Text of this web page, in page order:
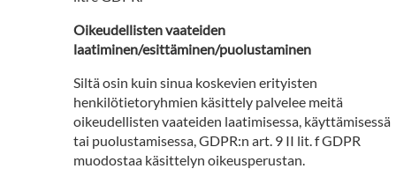
Oikeudellisten vaateiden
laatiminen/esittäminen/puolustaminen
Siltä osin kuin sinua koskevien erityisten
henkilötietoryhmien käsittely palvelee meitä
oikeudellisten vaateiden laatimisessa, käyttämisessä
tai puolustamisessa, GDPR:n art. 9 II lit. f GDPR
muodostaa käsittelyn oikeusperustan.